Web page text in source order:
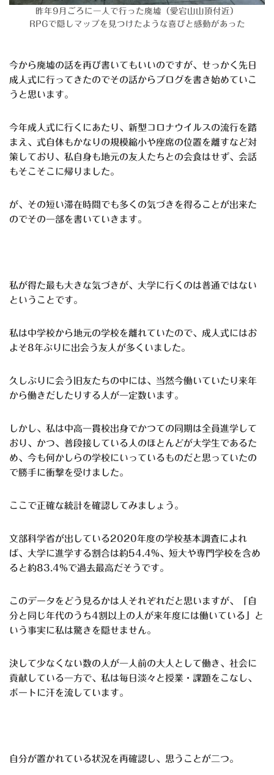
昨年9月ごろに一人で行った廃墟（愛宕山山頂付近）
RPGで隠しマップを見つけたような喜びと感動があった
今から廃墟の話を再び書いてもいいのですが、せっかく先日
成人式に行ってきたのでその話からブログを書き始めていこ
うと思います。
今年成人式に行くにあたり、新型コロナウイルスの流行を踏
まえ、式自体もかなりの規模縮小や座席の位置を離すなど対
策しており、私自身も地元の友人たちとの会食はせず、会話
もそこそこに帰りました。
が、その短い滞在時間でも多くの気づきを得ることが出来た
のでその一部を書いていきます。
私が得た最も大きな気づきが、大学に行くのは普通ではない
ということです。
私は中学校から地元の学校を離れていたので、成人式にはお
よそ8年ぶりに出会う友人が多くいました。
久しぶりに会う旧友たちの中には、当然今働いていたり来年
から働きだしたりする人が一定数います。
しかし、私は中高一貫校出身でかつての同期は全員進学して
おり、かつ、普段接している人のほとんどが大学生であるた
め、今も何かしらの学校にいっているものだと思っていたの
で勝手に衝撃を受けました。
ここで正確な統計を確認してみましょう。
文部科学省が出している2020年度の学校基本調査によれ
ば、大学に進学する割合は約54.4%、短大や専門学校を含め
ると約83.4%で過去最高だそうです。
このデータをどう見るかは人それぞれだと思いますが、「自
分と同じ年代のうち4割以上の人が来年度には働いている」と
いう事実に私は驚きを隠せません。
決して少なくない数の人が一人前の大人として働き、社会に
貢献している一方で、私は毎日淡々と授業・課題をこなし、
ボートに汗を流しています。
自分が置かれている状況を再確認し、思うことが二つ。